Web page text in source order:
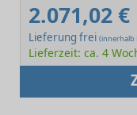
2.071,02 €
Lieferung frei (innerhalb
Lieferzeit: ca. 4